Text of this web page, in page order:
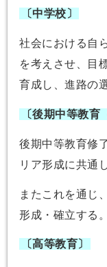
〔中学校〕
社会における自
を考えさせ、目
育成し、進路の
〔後期中等教育
後期中等教育修
リア形成に共通
またこれを通じ
形成・確立する。
〔高等教育〕